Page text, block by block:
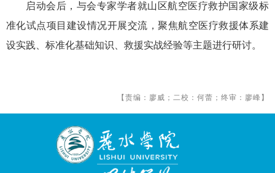
启动会后，与会专家学者就山区航空医疗救护国家级标
准化试点项目建设情况开展交流，聚焦航空医疗救援体系建
设实践、标准化基础知识、救援实战经验等主题进行研讨。
【责编：廖威；二校：何蕾；终审：廖峰】